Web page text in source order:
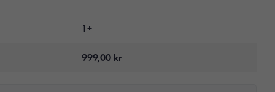
1+
999,00 kr